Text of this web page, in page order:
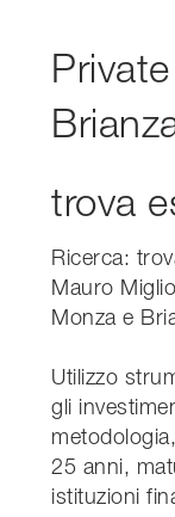
trova
Ricerca:
Mauro
Monza e
Utilizzo
gli
25 anni,
istituzioni